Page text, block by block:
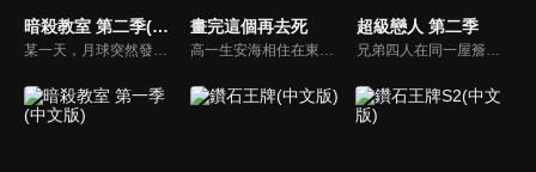
暗殺教室 第二季(中文版)
某一天，月球突然發生爆炸，約有七成都蒸發掉了。自稱是犯人，還揚言明年三月連地球也要炸掉的超生物，不知為何來到椚丘國中三年E班擔任老師。各國元首都無法殺了它，只好委託椚丘國中三年E班的學生，酬勞是一百億日圓！他們能否再畢業前解決「殺老師」…？
畫完這個再去死
高一生安海相住在東京都離島・伊豆王島。非常喜歡閱讀漫畫的她，因為某個契機，開始萌生「創作」漫畫的念頭…少女踏出的漫畫創作之路，前方等待著她的會是！？熟悉卻又陌生的漫畫創作世界。孕育作品的苦澀與喜悅全都毫無保留地濃縮其中的漫畫浪漫成長故事！！！獻給所有熱愛漫畫的人！！
超級戀人 第二季
兄弟四人在同一屋簷下生活是長子海棠晴的夢想。但是，春子揚言要將海棠零帶回瑞士卻給這個家庭帶來了風暴。海棠晴十分希望海棠零能夠留在日本，但卻不清楚自己如此希望海棠零留在自己身邊的原因是什麼，腦海中反復回想著“海棠零只是自己的弟弟”。